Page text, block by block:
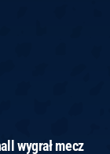
wygrał mecz